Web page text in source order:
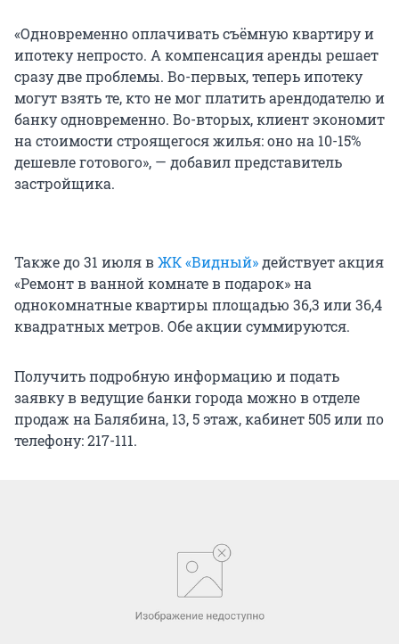
«Одновременно оплачивать съёмную квартиру и
ипотеку непросто. А компенсация аренды решает
сразу две проблемы. Во-первых, теперь ипотеку
могут взять те, кто не мог платить арендодателю и
банку одновременно. Во-вторых, клиент экономит
на стоимости строящегося жилья: оно на 10-15%
дешевле готового», — добавил представитель
застройщика.
Также до 31 июля вЖК «Видный»действует акция
«Ремонт в ванной комнате в подарок» на
однокомнатные квартиры площадью 36,3 или 36,4
квадратных метров. Обе акции суммируются.
Получить подробную информацию и подать
заявку в ведущие банки города можно в отделе
продаж на Балябина, 13, 5 этаж, кабинет 505 или по
телефону: 217-111.